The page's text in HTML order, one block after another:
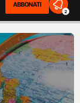
ABBONATI
2